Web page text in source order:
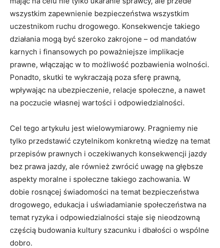
wszystkim zapewnienie bezpieczeństwa wszystkim
uczestnikom ruchu drogowego. Konsekwencje takiego
działania mogą być szeroko zakrojone – od mandatów
karnych i finansowych po poważniejsze implikacje
prawne, włączając w to możliwość pozbawienia wolności.
Ponadto, skutki te wykraczają poza sferę prawną,
wpływając na ubezpieczenie, relacje społeczne, a nawet
na poczucie własnej wartości i odpowiedzialności.
Cel tego artykułu jest wielowymiarowy. Pragniemy nie
tylko przedstawić czytelnikom konkretną wiedzę na temat
przepisów prawnych i oczekiwanych konsekwencji jazdy
bez prawa jazdy, ale również zwrócić uwagę na głębsze
aspekty moralne i społeczne takiego zachowania. W
dobie rosnącej świadomości na temat bezpieczeństwa
drogowego, edukacja i uświadamianie społeczeństwa na
temat ryzyka i odpowiedzialności staje się nieodzowną
częścią budowania kultury szacunku i dbałości o wspólne
dobro.